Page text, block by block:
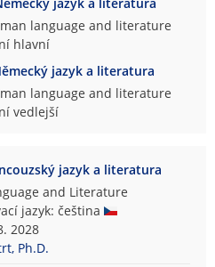
language and literature
hlavní
jazyk a literatura
language and literature
vedlejší
jazyk a literatura
and Literature
jazyk: čeština
2028
Ph.D.